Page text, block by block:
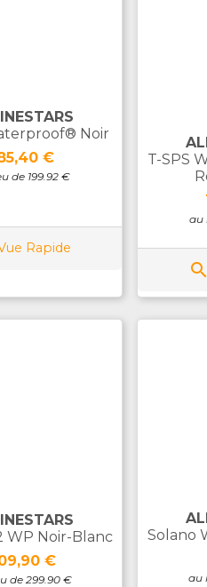
Noir
€
de 199.92 €
Rapide
T-SPS
au

WP Noir-Blanc
€
de 299.90 €
Solano
au